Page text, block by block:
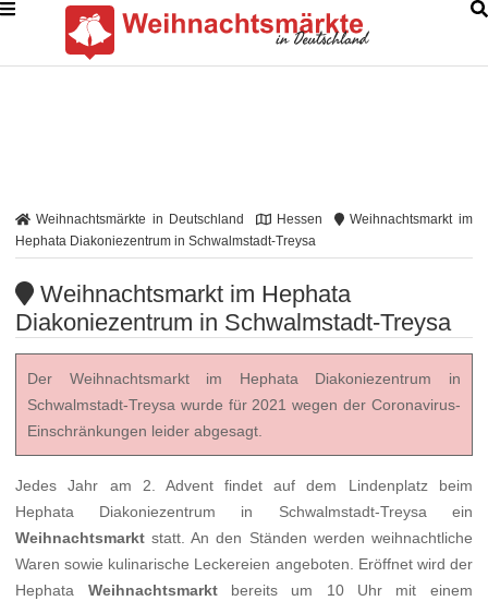
Weihnachtsmärkte in Deutschland Hessen
Weihnachtsmarkt im
Hephata Diakoniezentrum in Schwalmstadt-Treysa
Weihnachtsmarkt im Hephata
Diakoniezentrum in Schwalmstadt-Treysa
Der Weihnachtsmarkt im Hephata Diakoniezentrum in
Schwalmstadt-Treysa wurde für 2021 wegen der Coronavirus-
Einschränkungen leider abgesagt.
Jedes Jahr am 2. Advent findet auf dem Lindenplatz beim
Hephata Diakoniezentrum in Schwalmstadt-Treysa ein
Weihnachtsmarkt statt. An den Ständen werden weihnachtliche
Waren sowie kulinarische Leckereien angeboten. Eröffnet wird der
Hephata Weihnachtsmarktbereits um 10 Uhr mit einem